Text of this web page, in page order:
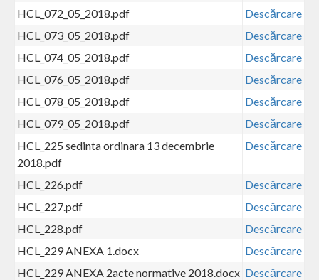
HCL_072_05_2018.pdf
Descărcare
HCL_073_05_2018.pdf
Descărcare
HCL_074_05_2018.pdf
Descărcare
HCL_076_05_2018.pdf
Descărcare
HCL_078_05_2018.pdf
Descărcare
HCL_079_05_2018.pdf
Descărcare
HCL_225 sedinta ordinara 13 decembrie
2018.pdf
Descărcare
HCL_226.pdf
Descărcare
HCL_227.pdf
Descărcare
HCL_228.pdf
Descărcare
HCL_229 ANEXA 1.docx
Descărcare
HCL_229 ANEXA 2acte normative 2018.docx Descărcare